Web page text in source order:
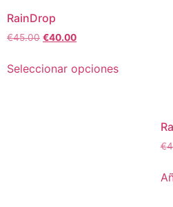
RainDrop
€45.00 €40.00
Seleccionar opciones
€